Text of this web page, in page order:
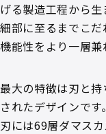
げる製造工程から生
細部に至るまでこ
機能性をより一層兼
最大の特徴は刃と
されたデザインです。
刃には69層ダマス